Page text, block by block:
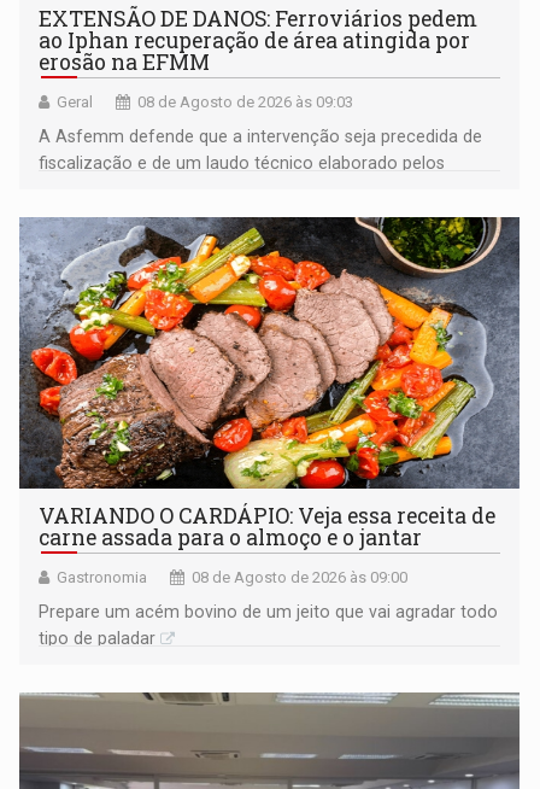
EXTENSÃO DE DANOS: Ferroviários pedem
ao Iphan recuperação de área atingida por
erosão na EFMM
Geral 08 de Agosto de 2026 às 09:03
A Asfemm defende que a intervenção seja precedida de
fiscalização e de um laudo técnico elaborado pelos
VARIANDO O CARDÁPIO: Veja essa receita de
carne assada para o almoço e o jantar
Gastronomia 08 de Agosto de 2026 às 09:00
Prepare um acém bovino de um jeito que vai agradar todo
tipo de paladar